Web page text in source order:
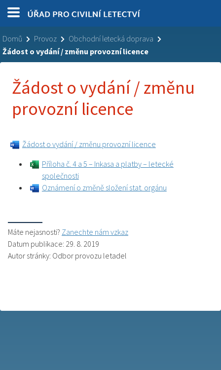
Domů Provoz
Obchodní letecká doprava
Žádost o vydání / změnu provozní licence
Žádost o vydání / změnu
provozní licence
Žádost o vydání / změnu provozní licence
Příloha č. 4 a 5 – Inkasa a platby – letecké
společnosti
Oznámení o změně složení stat. orgánu
Máte nejasnosti? Zanechte nám vzkaz
Datum publikace: 29. 8. 2019
Autor stránky: Odbor provozu letadel